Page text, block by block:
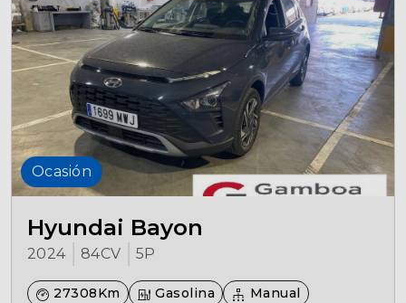
Localizaciones
Gamboa
Contacto
Ocasión
Hyundai Bayon
2024 84CV 5P
27308Km Gasolina Manual